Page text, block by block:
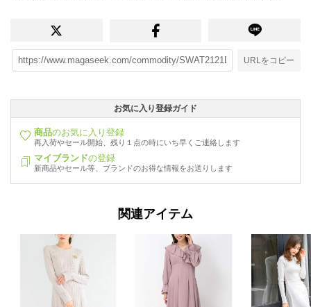
URLをコピー
お気に入り登録ガイド
商品のお気に入り登録
再入荷やセール開始、残り１点の時にいち早くご連絡します
マイブランドの登録
新商品やセール等、ブランドのお得な情報をお送りします
関連アイテム